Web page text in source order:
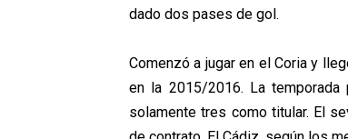
dado dos pases de gol.
Comenzó a jugar en el Coria y
en la 2015/2016. La temporada
solamente tres como titular. El